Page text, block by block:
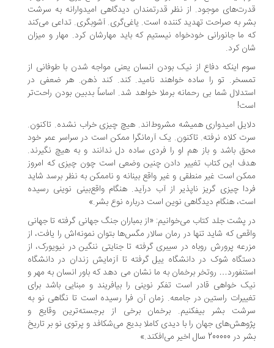
موجود. از نظر قدرتمندان دیدگاهی امیدوارانه به سرشت
به صراحت تهدید کننده است. یاغی‌گری. آشوبگری. تداعی می‌کند
ما جانورانی خودخواه نیستیم که باید مهارشان کرد. مهار و میزان
کرد.
اینکه دفاع از نیک بودن انسان یعنی مواجه شدن با طوفانی از
تو را ساده خواهند نامید. کند. کند ذهن. هر ضعفی در
شما بی رحمانه برملا خواهد شد. اساساً بدبین بودن راحت‌تر
امیدواری همیشه مشروط‌اند. هیچ چیزی خراب نشده. تاکنون.
کلاه نرفته. تاکنون. یک آرمانگرا ممکن است در سراسر عمر خود
باشد و باز هم او را فردی ساده دل ندانند و به هیچ نگیرند.
این کتاب تغییر دادن چنین وضعی است چون چیزی که امروز
است غیر منطقی و غیر واقع بینانه و ناممکن به نظر برسد شاید
چیزی گریز ناپذیر از آب درآید. هنگام واقع‌بینی نوینی رسیده
هنگام دیدگاهی نوین است درباره نوع بشر.»
پشت جلد کتاب می‌خوانیم: «از بمباران جنگ جهانی گرفته تا جهانی
که شاید تنها در رمان سالار مگس‌ها بتوان نمونه‌اش را یافت، از
پرورش روباه در سیبری گرفته تا جنایتی ننگین در نیویورک، از
شوک در دانشگاه ییل گرفته تا آزمایش زندان در دانشگاه
روتخر برخمان به ما نشان می دهد که باور انسان به مهر و
خواهی قادر است تفکر نوینی را بیافریند و مبنایی باشد برای
راستین در جامعه. زمان آن فرا رسیده است تا نگاهی نو به
بشر بیفکنیم. برخمان برخی از برجسته‌ترین وقایع و
جهان را با دیدی کاملا بدیع می‌شکافد و پرتوی نو بر تاریخ
سال اخیر می‌افکند.»